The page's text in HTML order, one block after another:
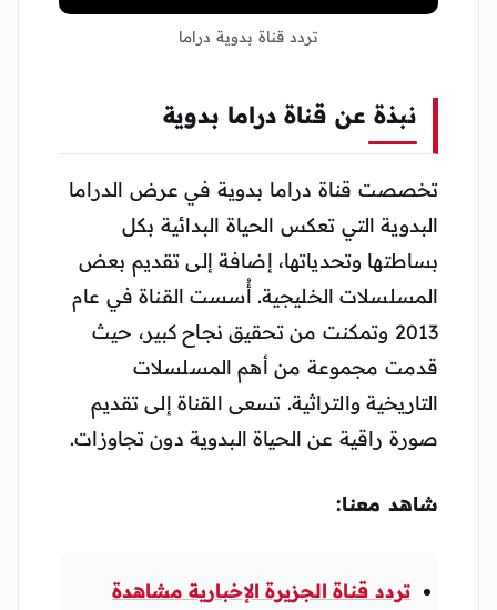
تردد قناة بدوية دراما
نبذة عن قناة دراما بدوية
تخصصت قناة دراما بدوية في عرض الدراما
البدوية التي تعكس الحياة البدائية بكل
بساطتها وتحدياتها، إضافة إلى تقديم بعض
المسلسلات الخليجية. أُسست القناة في عام
2013 وتمكنت من تحقيق نجاح كبير، حيث
قدمت مجموعة من أهم المسلسلات
التاريخية والتراثية. تسعى القناة إلى تقديم
صورة راقية عن الحياة البدوية دون تجاوزات.
شاهد معنا:
تردد قناة الجزيرة الإخبارية مشاهدة